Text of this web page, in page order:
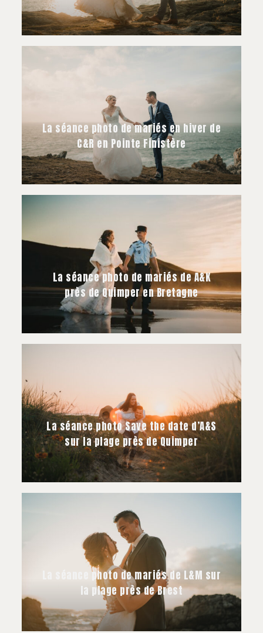
La séance photo de mariés en hiver de
C&R en Pointe Finistère
La séance photo de mariés de A&K
près de Quimper en Bretagne
La séance photo Save the date d’A&S
sur la plage près de Quimper
La séance photo de mariés de L&M sur
la plage près de Brest